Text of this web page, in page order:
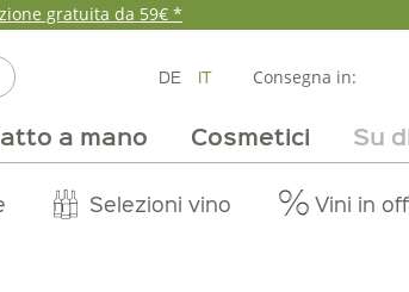
gratuita da 59€ *
DE IT Consegna in:
a mano Cosmetici Su
fragole Mondo delle
e cereali Provviste
Selezioni vino Vini in
Pur Exclusive Online